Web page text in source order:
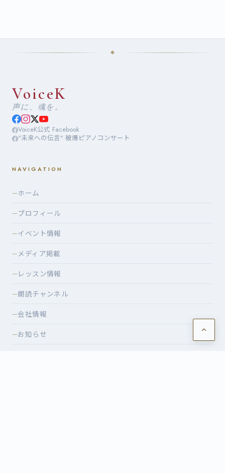
VoiceK
声に、魂を。
VoiceK公式 Facebook
"未来への伝言" 被爆ピアノコンサート
NAVIGATION
—ホーム
—プロフィール
—イベント情報
—メディア掲載
— レッスン情報
—朗読チャンネル
—会社情報
—お知らせ